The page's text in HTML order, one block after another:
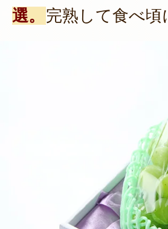
選。 完熟して食べ